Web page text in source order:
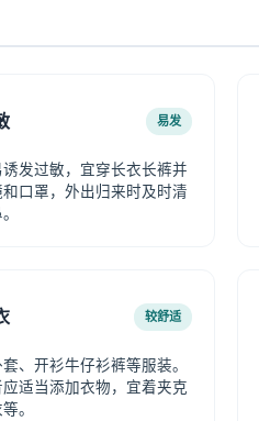
易发
发过敏，宜穿长衣长裤并
口罩，外出归来时及时清
较舒适
、开衫牛仔衫裤等服装。
适当添加衣物，宜着夹克
。